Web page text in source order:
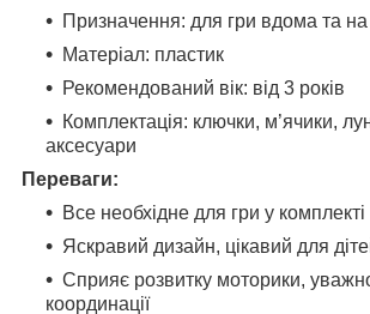
Призначення: для гри вдома та на
Матеріал: пластик
Рекомендований вік: від 3 років
Комплектація: ключки, м’ячики,
аксесуари
Переваги:
Все необхідне для гри у комплекті
Яскравий дизайн, цікавий для
Сприяє розвитку моторики,
координації